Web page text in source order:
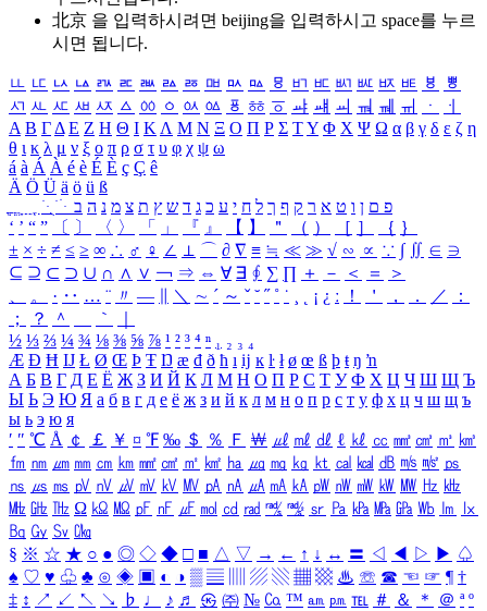
北京 을 입력하시려면 beijing을 입력하시고 space를 누르
시면 됩니다.
ㅥ ㅦ ㅧ ㅨ ㅩ ㅪ ㅫ ㅬ ㅭ ㅮ ㅯ ㅰ ㅱ ㅲ ㅳ ㅴ ㅵ ㅶ ㅷ ㅸ
ㅹ
ㅺ ㅻ ㅼ ㅽ ㅾ ㅿ ㆀ ㆁ ㆂ ㆃ ㆄ ㆅ ㆆ ㆇ ㆈ ㆉ ㆊ ㆋ ㆌ ㆍ
ㆎ
Α Β ΓΔ Ε Ζ Η Θ Ι ΚΛ Μ Ν Ξ Ο Π Ρ Σ ΤΥ Φ Χ Ψ Ω α β γ δ ε ζ η
θ ι κ λ μ ν ξ ο π ρ σ τ υ φ χ ψ ω
á à Á À é è É È ç Ç ê
Ä Ö Ü ä ö ü ß
ִֶֹ ֻּ ׁׂ פ ם ן ו ט א ר ק ף ך ל ח י ע כ ג ד ש ץ ת צ מ נ ה ב
‘ ’ “ ” 〔 〕 〈 〉 「 」 『 』 【 】 ＂ （ ） ［ ］ ｛ ｝
± × ÷ ≠ ≤ ≥ ∞ ∴ ♂ ♀ ∠ ⊥ ⌒ ∂ ∇ ≡ ≒ ≪ ≫ √ ∽ ∝ ∵ ∫ ∬ ∈ ∋
⊆ ⊇ ⊂ ⊃ ∪ ∩ ∧ ∨ ￢ ⇒ ⇔ ∀ ∃ ∮ ∑ ∏ ＋ － ＜ ＝
＞
、
。 · ‥ … ¨ 〃 ― ＼ ∼ ´ ～ ˇ ˘ ˝ ˚ ˙ ¸ ¡ ¿ ː ！ ＇ ， ． ／
：
；
？ ＾ ｀
½ ⅓ ⅔ ¼ ¾ ⅛ ⅜ ⅝ ⅞ ¹ ² ³ ⁴ ⁿ ₁ ₂ ₃ ₄
Æ Ð Ħ Ĳ Ł Ø Œ Þ Ŧ Ŋ æ đ ð ħ ı ĳ ĸ ŀ ł ø œ ß þ ŧ ŋ ŉ
А Б В Г Д Е Ё Ж З И Й К Л М Н О П Р С Т У Ф Х Ц Ч Ш Щ Ъ
Ы Ь Э Ю Я а б в г д е ё ж з и й к л м н о п р с т у ф х ц ч ш щ ъ
ы ь э ю я
′ ″ ℃ Å ￠ ￡ ￥ ¤ ℉ ‰ ＄ ％ Ｆ ￦ ㎕ ㎖ ㎗ ℓ ㎘ ㏄ ㎣ ㎤ ㎥ ㎦
㎙ ㎚ ㎛ ㎜ ㎝ ㎞ ㎟ ㎠ ㎡ ㎢ ㏊ ㎍ ㎎ ㎏ ㏏ ㎈ ㎉ ㏈ ㎧ ㎨ ㎰
㎱ ㎲ ㎳ ㎴ ㎵ ㎶ ㎷ ㎸ ㎹ ㎀ ㎁ ㎂ ㎃ ㎄ ㎺ ㎻ ㎽ ㎾ ㎿ ㎐ ㎑
㎒ ㎓ ㎔ Ω ㏀ ㏁ ㎊ ㎋ ㎌ ㏖ ㏅ ㎭ ㎮ ㎯ ㏛ ㎩ ㎪ ㎫ ㎬ ㏝ ㏐
㏓
㏃ ㏉ ㏜ ㏆
§ ※ ☆ ★ ○ ● ◎ ◇ ◆ □ ■ △ ▽ → ← ↑ ↓ ↔ 〓 ◁ ◀ ▷ ▶ ♤
♠ ♡ ♥ ♧ ♣ ⊙ ◈ ▣ ◐ ◑ ▒ ▤ ▨ ▧ ▦ ▩ ♨ ☏ ☎ ☜ ☞ ¶ †
‡ ↕ ↗ ↙ ↖ ↘ ♭ ♩ ♪ ♬ ㉿ ㈜ № ㏇ ™ ㏂ ㏘ ℡ ＃ ＆ ＊ ＠ ª º